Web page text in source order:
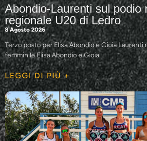
Abondio-Laurenti sul podio
regionale U20 di Ledro
8 Agosto 2026
Terzo posto per Elisa Abondio e Gioia Laurenti
femminile Elisa Abondio e Gioia
LEGGI DI PIÙ +